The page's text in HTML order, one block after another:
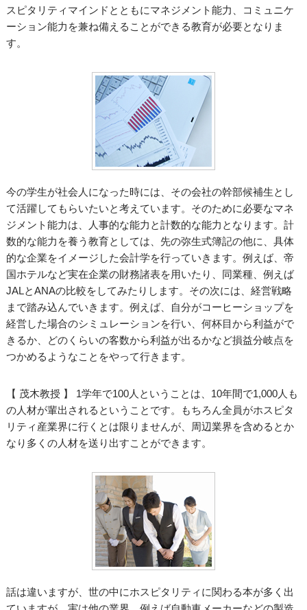
スピタリティマインドとともにマネジメント能力、コミュニケ
ーション能力を兼ね備えることができる教育が必要となりま
す。
今の学生が社会人になった時には、その会社の幹部候補生とし
て活躍してもらいたいと考えています。そのために必要なマネ
ジメント能力は、人事的な能力と計数的な能力となります。計
数的な能力を養う教育としては、先の弥生式簿記の他に、具体
的な企業をイメージした会計学を行っていきます。例えば、帝
国ホテルなど実在企業の財務諸表を用いたり、同業種、例えば
JALとANAの比較をしてみたりします。その次には、経営戦略
まで踏み込んでいきます。例えば、自分がコーヒーショップを
経営した場合のシミュレーションを行い、何杯目から利益がで
きるか、どのくらいの客数から利益が出るかなど損益分岐点を
つかめるようなことをやって行きます。
【 茂木教授 】 1学年で100人ということは、10年間で1,000人も
の人材が輩出されるということです。もちろん全員がホスピタ
リティ産業界に行くとは限りませんが、周辺業界を含めるとか
なり多くの人材を送り出すことができます。
話は違いますが、世の中にホスピタリティに関わる本が多く出